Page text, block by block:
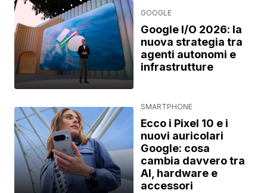
GOOGLE
Google I/O 2026: la
nuova strategia tra
agenti autonomi e
infrastrutture
SMARTPHONE
Ecco i Pixel 10 e i
nuovi auricolari
Google: cosa
cambia davvero tra
AI, hardware e
accessori